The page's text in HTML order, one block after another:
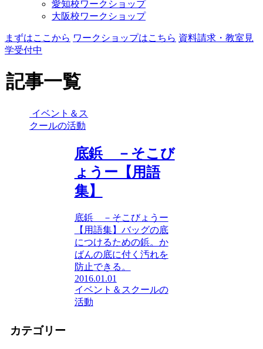
愛知校ワークショップ
大阪校ワークショップ
まずはここから ワークショップはこちら 資料請求・教室見
学受付中
記事一覧
イベント＆ス
クールの活動
底鋲 －そこび
ょうー【用語
集】
底鋲 －そこびょうー
【用語集】バッグの底
につけるための鋲。か
ばんの底に付く汚れを
防止できる。
2016.01.01
イベント＆スクールの
活動
カテゴリー